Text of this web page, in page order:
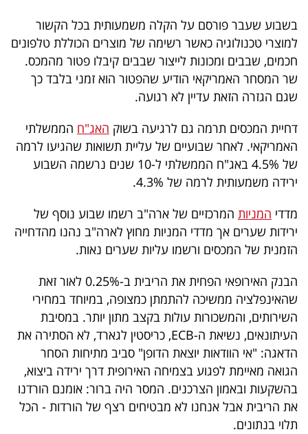
הכלכלי
פודקאסט
40
UNDER
40
פעולה
דרושים
ניוזלטרים
מייל
אדום
בשבוע שעבר פורסם על הקלה משמעותית בכל הקשור
למוצרי טכנולוגיה כאשר רשימה של מוצרים הכוללת טלפונים
חכמים, שבבים ומכונות לייצור שבבים קיבלו פטור מהמכס.
שר המסחר האמריקאי הודיע שהפטור הוא זמני בלבד כך
שגם הגזרה הזאת עדיין לא רגועה.
דחיית המכסים תרמה גם לרגיעה בשוק האג"ח הממשלתי
האמריקאי. לאחר שבועיים של עליית תשואות שהגיעו לרמה
של 4.5% באג"ח הממשלתי ל-10 שנים נרשמה השבוע
ירידה משמעותית לרמה של 4.3%.
מדדי המניות המרכזיים של ארה"ב רשמו שבוע נוסף של
ירידות שערים אך מדדי המניות מחוץ לארה"ב נהנו מהדחייה
הזמנית של המכסים ורשמו עליות שערים נאות.
הבנק האירופאי הפחית את הריבית ב-0.25% לאור זאת
שהאינפלציה ממשיכה להתמתן כמצופה, במיוחד במחירי
השירותים, והמשכורות עולות בקצב מתון יותר. במסיבת
העיתונאים, נשיאת ה-ECB, כריסטין לגארד, לא הסתירה את
הדאגה: "אי הוודאות יוצאת הדופן" סביב מתיחות הסחר
הגואה מאיימת לפגוע בצמיחה האירופית דרך ירידה ביצוא,
בהשקעות ובאמון הצרכנים. המסר היה ברור: אומנם הורדנו
את הריבית אבל אנחנו לא מבטיחים רצף של הורדות - הכל
תלוי בנתונים.